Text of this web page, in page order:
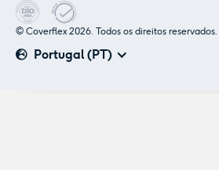
Portugal (PT)
© Coverflex 2026. Todos os direitos reservados.
Aceitar